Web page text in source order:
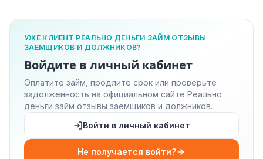
УЖЕ КЛИЕНТ РЕАЛЬНО ДЕНЬГИ ЗАЙМ ОТЗЫВЫ
ЗАЕМЩИКОВ И ДОЛЖНИКОВ?
Войдите в личный кабинет
Оплатите займ, продлите срок или проверьте
задолженность на официальном сайте Реально
деньги займ отзывы заемщиков и должников.
Войти в личный кабинет
Не получается войти?